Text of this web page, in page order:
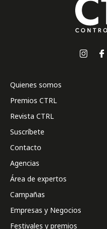
Quienes somos
Premios CTRL
Revista CTRL
Suscríbete
Contacto
Agencias
Área de expertos
Campañas
Empresas y Negocios
Festivales y premios